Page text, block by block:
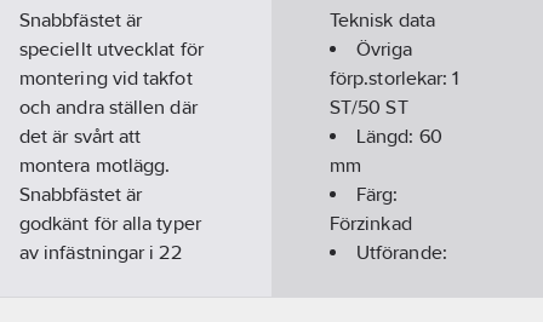
Snabbfästet är
speciellt utvecklat för
montering vid takfot
och andra ställen där
det är svårt att
montera motlägg.
Snabbfästet är
godkänt för alla typer
av infästningar i 22
Teknisk data
Övriga
förp.storlekar:1
ST/50 ST
Längd: 60
mm
Färg:
Förzinkad
Utförande: